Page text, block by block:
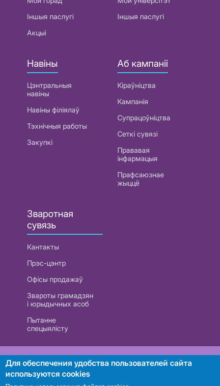
Іншыя паслугі
Акцыі
Іншыя паслугі
Навіны
Цэнтральныя
навіны
Навіны філіялаў
Тэхнічныя работы
Закупкі
Аб кампаніі
Кіраўніцтва
Кампанія
Супрацоўніцтва
Сеткі сувязі
Прававая
інфармацыя
Прафсаюзнае
жыццё
Зваротная
сувязь
Кантакты
Прэс-цэнтр
Офісы продажаў
Звароты грамадзян
і юрыдычных асоб
Пытанне
спецыялісту
РУП «Белтэлекам». УНП 101007741
Для обеспечения удобства пользователей сайта
используются cookies